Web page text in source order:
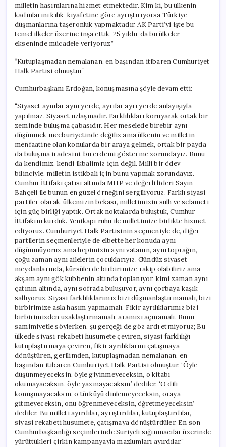
milletin hasımlarına hizmet etmektedir. Kim ki, bu ülkenin
kadınlarını kılık-kıyafetine göre ayrıştırıyorsa Türkiye
düşmanlarına taşeronluk yapmaktadır. AK Parti’yi işte bu
temel ilkeler üzerine inşa ettik, 25 yıldır da bu ülkeler
ekseninde mücadele veriyoruz”
“Kutuplaşmadan nemalanan, en başından itibaren Cumhuriyet
Halk Partisi olmuştur”
Cumhurbaşkanı Erdoğan, konuşmasına şöyle devam etti:
“Siyaset aynılar aynı yerde, ayrılar ayrı yerde anlayışıyla
yapılmaz. Siyaset uzlaşmadır. Farklılıkları koruyarak ortak bir
zeminde buluşma çabasıdır. Her meselede birebir aynı
düşünmek mecburiyetinde değiliz ama ülkenin ve milletin
menfaatine olan konularda bir araya gelmek, ortak bir payda
da buluşma iradesini, bu erdemi gösterme zorundayız. Bunu
da kendimiz, kendi ikbalimiz için değil. Milli bir ödev
bilinciyle, milletin istikbali için bunu yapmak zorundayız.
Cumhur İttifakı çatısı altında MHP ve değerli lideri Sayın
Bahçeli ile bunun en güzel örneğini sergiliyoruz. Farklı siyasi
partiler olarak, ülkemizin bekası, milletimizin sulh ve selameti
için güç birliği yaptık. Ortak noktalarda buluştuk, Cumhur
İttifakını kurduk. Yenikapı ruhu ile milletimize birlikte hizmet
ediyoruz. Cumhuriyet Halk Partisinin seçmeniyle de, diğer
partilerin seçmenleriyle de elbette her konuda aynı
düşünmüyoruz ama hepimizin aynı vatanın, aynı toprağın,
çoğu zaman aynı ailelerin çocuklarıyız. Gündüz siyaset
meydanlarında, kürsülerde birbirimize rakip olabiliriz ama
akşam aynı gök kubbenin altında toplanıyor, kimi zaman aynı
çatının altında, aynı sofrada buluşuyor, aynı çorbaya kaşık
sallıyoruz. Siyasi farklılıklarımız bizi düşmanlaştırmamalı, bizi
birbirimize asla hasım yapmamalı. Fikir ayrılıklarımız bizi
birbirimizden uzaklaştırmamalı, aramızı açmamalı. Bunu
samimiyetle söylerken, şu gerçeği de göz ardı etmiyoruz; Bu
ülkede siyasi rekabeti husumete çeviren, siyasi farklılığı
kutuplaştırmaya çeviren, fikir ayrılıklarını çatışmaya
dönüştüren, gerilimden, kutuplaşmadan nemalanan, en
başından itibaren Cumhuriyet Halk Partisi olmuştur. ‘Öyle
düşünmeyeceksin, öyle giyinmeyeceksin, o kitabı
okumayacaksın, öyle yazmayacaksın’ dediler. ‘O dili
konuşmayacaksın, o türküyü dinlemeyeceksin, oraya
gitmeyeceksin, onu öğrenmeyeceksin, öğretmeyeceksin’
dediler. Bu milleti ayırdılar, ayrıştırdılar, kutuplaştırdılar,
siyasi rekabeti husumete, çatışmaya dönüştürdüler. En son
Cumhurbaşkanlığı seçimlerinde Suriyeli sığınmacılar üzerinde
yürüttükleri çirkin kampanyayla mazlumları ayırdılar.”